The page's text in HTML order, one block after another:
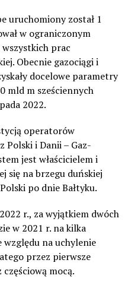
uruchomiony został 1
w ograniczonym
wszystkich prac
Obecnie gazociągi i
docelowe parametry
mld m sześciennych
2022.
operatorów
Polski i Danii – Gaz-
jest właścicielem i
się na brzegu duńskiej
po dnie Bałtyku.
r., za wyjątkiem dwóch
w 2021 r. na kilka
względu na uchylenie
przez pierwsze
częściową mocą.